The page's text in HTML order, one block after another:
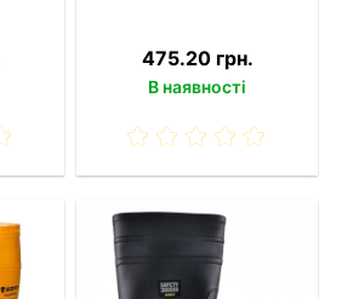
475.20 грн.
В наявності